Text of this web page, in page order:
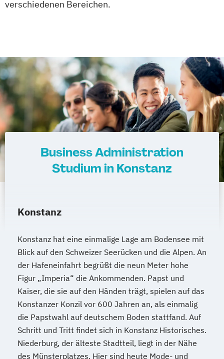
Supply Chain Management
Logistics
Production Wirtschaftsinformatik
Wirtschaftsingenieurwesen
verschiedenen Bereichen.
Business Administration
Studium in Konstanz
Konstanz
Konstanz hat eine einmalige Lage am Bodensee mit
Blick auf den Schweizer Seerücken und die Alpen. An
der Hafeneinfahrt begrüßt die neun Meter hohe
Figur „Imperia“ die Ankommenden. Papst und
Kaiser, die sie auf den Händen trägt, spielen auf das
Konstanzer Konzil vor 600 Jahren an, als einmalig
die Papstwahl auf deutschem Boden stattfand. Auf
Schritt und Tritt findet sich in Konstanz Historisches.
Niederburg, der älteste Stadtteil, liegt in der Nähe
des Münsterplatzes. Hier sind heute Mode- und